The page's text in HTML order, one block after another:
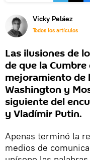
Vicky Peláez
Todos los artículos
Las ilusiones de
de que la
mejoramiento de
Washington y
siguiente del
y Vladímir Putin.
Apenas terminó la
medios de